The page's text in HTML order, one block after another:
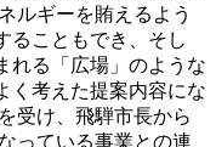
ルギーを賄えるよう
ることもでき、そし
れる「広場」のような
く考えた提案内容にな
受け、飛騨市長から
っている事業との連